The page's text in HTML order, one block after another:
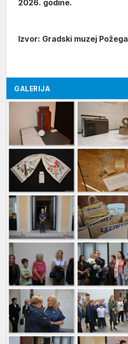
2026. godine.
Izvor: Gradski muzej Požega
GALERIJA